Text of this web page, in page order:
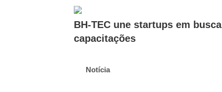
BH-TEC une startups em
capacitações
Notícia